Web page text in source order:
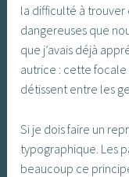
la difficulté à trouver
dangereuses que
que j’avais déjà
autrice : cette focale
détissent entre les
Si je dois faire un
typographique. Les
beaucoup ce